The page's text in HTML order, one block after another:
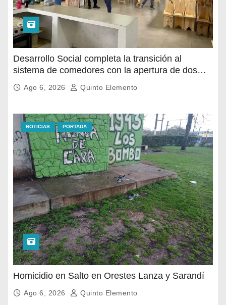
Desarrollo Social completa la transición al
sistema de comedores con la apertura de dos
nuevos espacios
Ago 6, 2026 Quinto Elemento
NOTICIAS PORTADA
Homicidio en Salto en Orestes Lanza y Sarandí
Ago 6, 2026 Quinto Elemento